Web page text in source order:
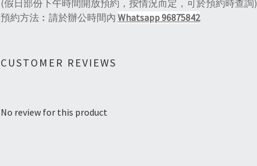
(假日部份下午時間開放預約，按情況而定，可於預約時查詢)
預約方法︰請於辦公時間內 Whatsapp 96875842
CUSTOMER REVIEWS
No review for this product